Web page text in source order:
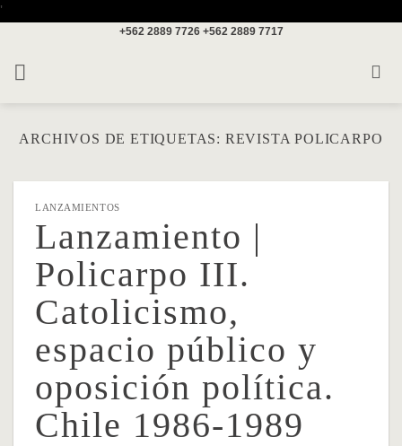
'
+562 2889 7726 +562 2889 7717
ARCHIVOS DE ETIQUETAS: REVISTA POLICARPO
LANZAMIENTOS
Lanzamiento |
Policarpo III.
Catolicismo,
espacio público y
oposición política.
Chile 1986-1989